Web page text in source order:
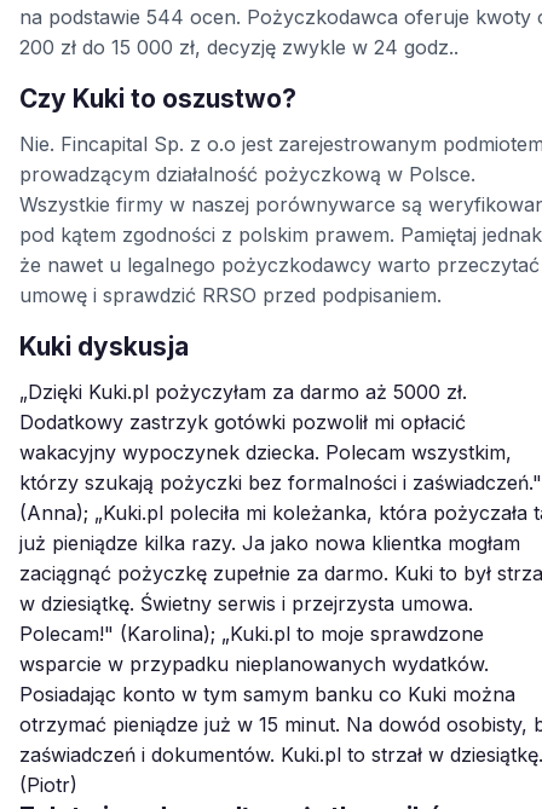
na podstawie 544 ocen. Pożyczkodawca oferuje kwoty
200 zł do 15 000 zł, decyzję zwykle w 24 godz..
Czy Kuki to oszustwo?
Nie. Fincapital Sp. z o.o jest zarejestrowanym
prowadzącym działalność pożyczkową w Polsce.
Wszystkie firmy w naszej porównywarce są
pod kątem zgodności z polskim prawem. Pamiętaj
że nawet u legalnego pożyczkodawcy warto przeczytać
umowę i sprawdzić RRSO przed podpisaniem.
Kuki dyskusja
„Dzięki Kuki.pl pożyczyłam za darmo aż 5000 zł.
Dodatkowy zastrzyk gotówki pozwolił mi opłacić
wakacyjny wypoczynek dziecka. Polecam wszystkim,
którzy szukają pożyczki bez formalności i zaświadczeń."
(Anna); „Kuki.pl poleciła mi koleżanka, która pożyczała
już pieniądze kilka razy. Ja jako nowa klientka mogłam
zaciągnąć pożyczkę zupełnie za darmo. Kuki to był
w dziesiątkę. Świetny serwis i przejrzysta umowa.
Polecam!" (Karolina); „Kuki.pl to moje sprawdzone
wsparcie w przypadku nieplanowanych wydatków.
Posiadając konto w tym samym banku co Kuki można
otrzymać pieniądze już w 15 minut. Na dowód osobisty,
zaświadczeń i dokumentów. Kuki.pl to strzał w
(Piotr)